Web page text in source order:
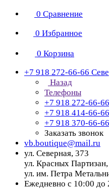
0 Сравнение
0 Избранное
0 Корзина
+7 918 272-66-66
Назад
Телефоны
+7 918 272-66-66
+7 918 414-66-66
+7 918 370-66-66
Заказать звонок
vb.boutique@mail.ru
ул. Северная, 373
ул. Красных
ул. им. Петра
Ежедневно с 10:00 до